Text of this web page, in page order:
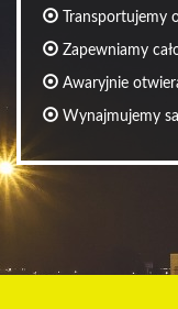
Transportujemy
Zapewniamy
Awaryjnie
Wynajmujemy